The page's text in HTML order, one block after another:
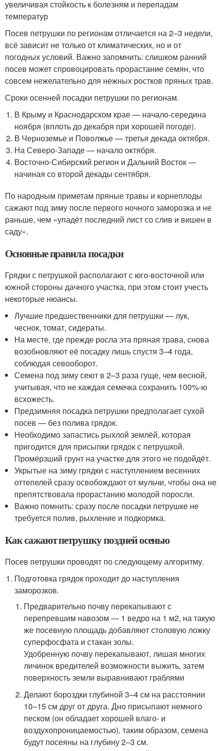
увеличивая стойкость к болезням и перепадам
температур
Посев петрушки по регионам отличается на 2–3 недели,
всё зависит не только от климатических, но и от
погодных условий. Важно запомнить: слишком ранний
посев может спровоцировать прорастание семян, что
совсем нежелательно для нежных ростков пряных трав.
Сроки осенней посадки петрушки по регионам.
В Крыму и Краснодарском крае — начало-середина
ноября (вплоть до декабря при хорошей погоде).
В Черноземье и Поволжье — третья декада октября.
На Северо-Западе — начало октября.
Восточно-Сибирский регион и Дальний Восток —
начиная со второй декады сентября.
По народным приметам пряные травы и корнеплоды
сажают под зиму после первого ночного заморозка и не
раньше, чем «упадёт последний лист со слив и вишен в
саду».
Основные правила посадки
Грядки с петрушкой располагают с юго-восточной или
южной стороны дачного участка, при этом стоит учесть
некоторые нюансы.
Лучшие предшественники для петрушки — лук,
чеснок, томат, сидераты.
На месте, где прежде росла эта пряная трава, снова
возобновляют её посадку лишь спустя 3–4 года,
соблюдая севооборот.
Семена под зиму сеют в 2–3 раза гуще, чем весной,
учитывая, что не каждая семечка сохранить 100%-ю
всхожесть.
Предзимняя посадка петрушки предполагает сухой
посев — без полива грядок.
Необходимо запастись рыхлой землёй, которая
пригодится для присыпки грядок с петрушкой.
Промёрзший грунт на участке для этого не подойдёт.
Укрытые на зиму грядки с наступлением весенних
оттепелей сразу освобождают от мульчи, чтобы она не
препятствовала прорастанию молодой поросли.
Важно помнить: сразу после посадки петрушке не
требуется полив, рыхление и подкормка.
Как сажают петрушку поздней осенью
Посев петрушки проводят по следующему алгоритму.
Подготовка грядок проходит до наступления
заморозков.
Предварительно почву перекапывают с
перепревшим навозом — 1 ведро на 1 м2, на такую
же посевную площадь добавляют столовую ложку
суперфосфата и стакан золы.
Удобренную почву перекапывают, лишая многих
личинок вредителей возможности выжить, затем
поверхность земли выравнивают граблями
Делают бороздки глубиной 3–4 см на расстоянии
10–15 см друг от друга. Дно присыпают немного
песком (он обладает хорошей влаго- и
воздухопроницаемостью), таким образом, семена
будут посеяны на глубину 2–3 см.